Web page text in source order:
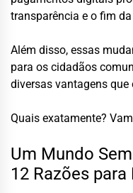
transparência e o fim
Além disso, essas
para os cidadãos
diversas vantagens
Quais exatamente?
Um Mundo
12 Razões